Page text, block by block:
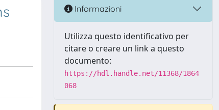
Informazioni
Utilizza questo identificativo per
citare o creare un link a questo
documento:
https://hdl.handle.net/11368/1864
068